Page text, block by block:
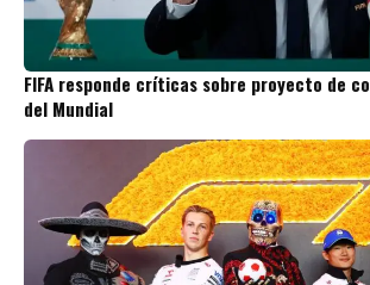
FIFA responde críticas sobre proyecto de
del Mundial